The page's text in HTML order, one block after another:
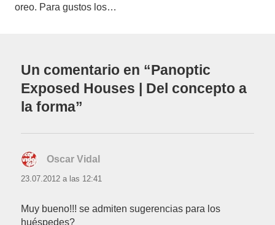
oreo. Para gustos los…
Un comentario en “Panoptic
Exposed Houses | Del concepto a
la forma”
Oscar Vidal
23.07.2012 a las 12:41
Muy bueno!!! se admiten sugerencias para los
huéspedes?